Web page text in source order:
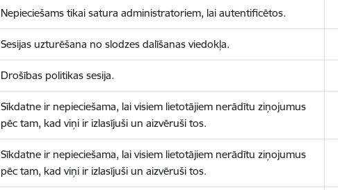
Nepieciešams tikai satura administratoriem, lai autentificētos.
Sesijas uzturēšana no slodzes dalīšanas viedokļa.
Drošības politikas sesija.
Sīkdatne ir nepieciešama, lai visiem lietotājiem nerādītu ziņojumus
pēc tam, kad viņi ir izlasījuši un aizvēruši tos.
Sīkdatne ir nepieciešama, lai visiem lietotājiem nerādītu ziņojumus
pēc tam, kad viņi ir izlasījuši un aizvēruši tos.